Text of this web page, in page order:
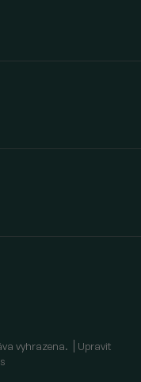
vyhrazena.
Upravit